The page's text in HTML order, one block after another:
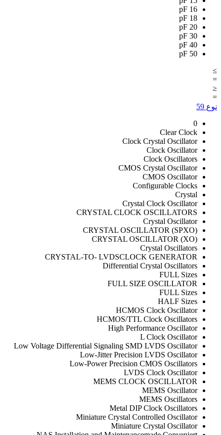
16
pF
18
pF
20
pF
30
pF
40
pF
50
pF
≥
=
≤
=
نوع 59
0
Clear Clock
Clock Crystal Oscillator
Clock Oscillator
Clock Oscillators
CMOS Crystal Oscillator
CMOS Oscillator
Configurable Clocks
Crystal
Crystal Clock Oscillator
CRYSTAL CLOCK OSCILLATORS
Crystal Oscillator
CRYSTAL OSCILLATOR (SPXO)
CRYSTAL OSCILLATOR (XO)
Crystal Oscillators
CRYSTAL-TO- LVDSCLOCK GENERATOR
Differential Crystal Oscillators
FULL Sizes
FULL SIZE OSCILLATOR
FULL Sizes
HALF Sizes
HCMOS Clock Oscillator
HCMOS/TTL Clock Oscillators
High Performance Oscillator
L Clock Oscillator
Low Voltage Differential Signaling SMD LVDS Oscillator
Low-Jitter Precision LVDS Oscillator
Low-Power Precision CMOS Oscillators
LVDS Clock Oscillator
MEMS CLOCK OSCILLATOR
MEMS Oscillator
MEMS Oscillators
Metal DIP Clock Oscillators
Miniature Crystal Controlled Oscillator
Miniature Crystal Oscillator